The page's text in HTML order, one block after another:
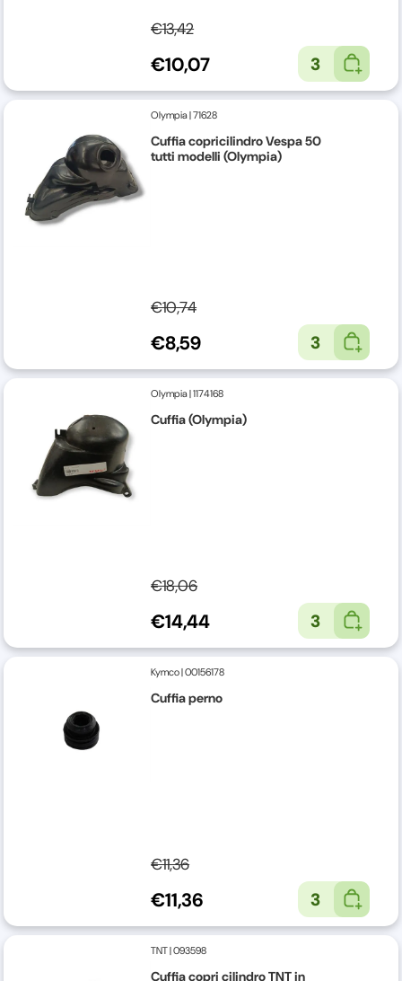
€13,42
€10,07 3
Olympia|71628
Cuffia copricilindro Vespa 50
tutti modelli (Olympia)
€10,74
€8,59 3
Olympia|1174168
Cuffia (Olympia)
€18,06
€14,44 3
Kymco|00156178
Cuffia perno
€11,36
€11,36 3
TNT|093598
Cuffia copri cilindro TNT in